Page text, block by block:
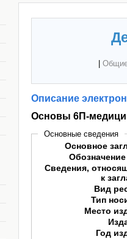
Описание
Основы 6П-
Основные сведения
Основное
Сведения,
к
Вид
Тип
Место
Год